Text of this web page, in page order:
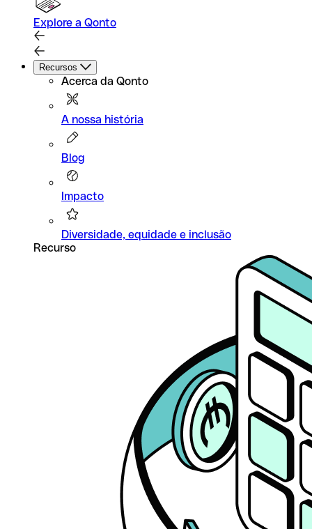
Explore a Qonto
Recursos
Acerca da Qonto
A nossa história
Blog
Impacto
Diversidade, equidade e inclusão
Recurso